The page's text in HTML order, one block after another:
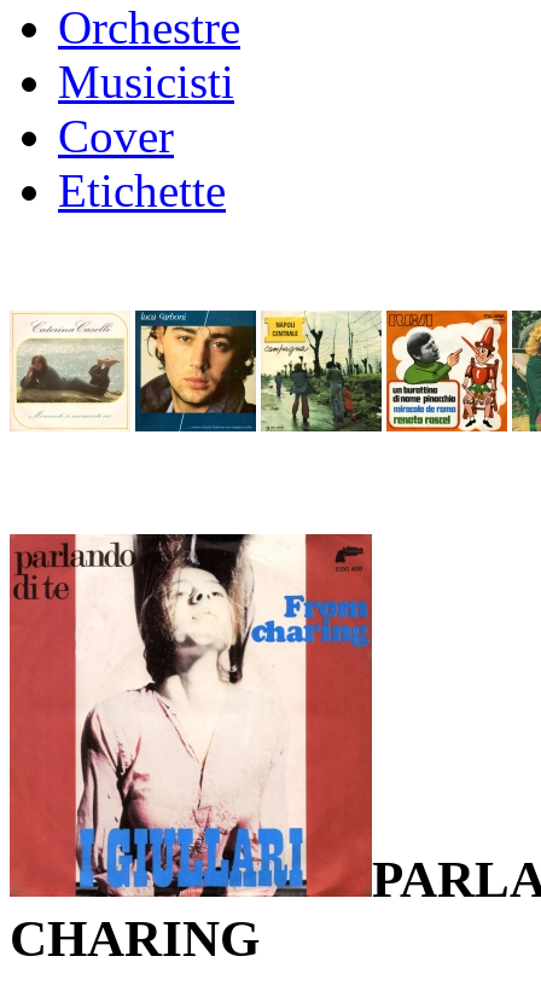
Orchestre
Musicisti
Cover
Etichette
CHARING